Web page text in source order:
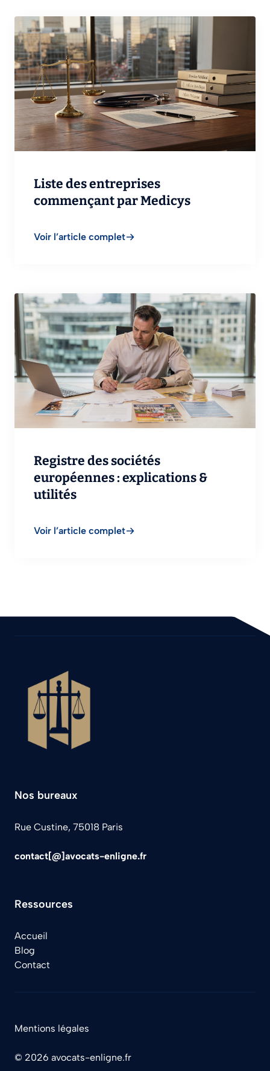
Liste des entreprises
commençant par Medicys
Voir l’article complet
Registre des sociétés
européennes : explications &
utilités
Voir l’article complet
Nos bureaux
Rue Custine, 75018 Paris
contact[@]avocats-enligne.fr
Ressources
Accueil
Blog
Contact
© 2026 avocats-enligne.fr
Mentions légales